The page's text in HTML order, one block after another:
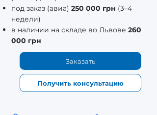
под заказ (авиа) 250 000 грн (3–4
недели)
в наличии на складе во Львове 260
000 грн
Заказать
Получить консультацию